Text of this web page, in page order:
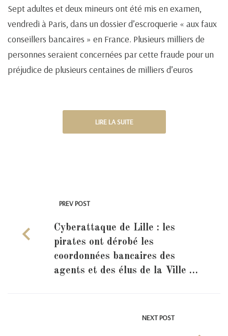
Sept adultes et deux mineurs ont été mis en examen,
vendredi à Paris, dans un dossier d’escroquerie « aux faux
conseillers bancaires » en France. Plusieurs milliers de
personnes seraient concernées par cette fraude pour un
préjudice de plusieurs centaines de milliers d’euros
LIRE LA SUITE
PREV POST
Cyberattaque de Lille : les
pirates ont dérobé les
coordonnées bancaires des
agents et des élus de la Ville …
NEXT POST